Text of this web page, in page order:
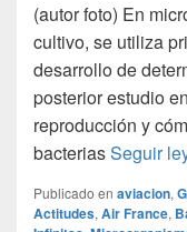
(autor foto) En
cultivo, se utiliza
desarrollo de
posterior estudio
reproducción y
bacteriasSeguir
Publicado en aviacion,
Actitudes, Air France,